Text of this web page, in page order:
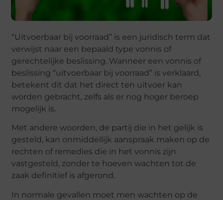
“Uitvoerbaar bij voorraad” is een juridisch term dat
verwijst naar een bepaald type vonnis of
gerechtelijke beslissing. Wanneer een vonnis of
beslissing “uitvoerbaar bij voorraad” is verklaard,
betekent dit dat het direct ten uitvoer kan
worden gebracht, zelfs als er nog hoger beroep
mogelijk is.
Met andere woorden, de partij die in het gelijk is
gesteld, kan onmiddellijk aanspraak maken op de
rechten of remedies die in het vonnis zijn
vastgesteld, zonder te hoeven wachten tot de
zaak definitief is afgerond.
In normale gevallen moet men wachten op de